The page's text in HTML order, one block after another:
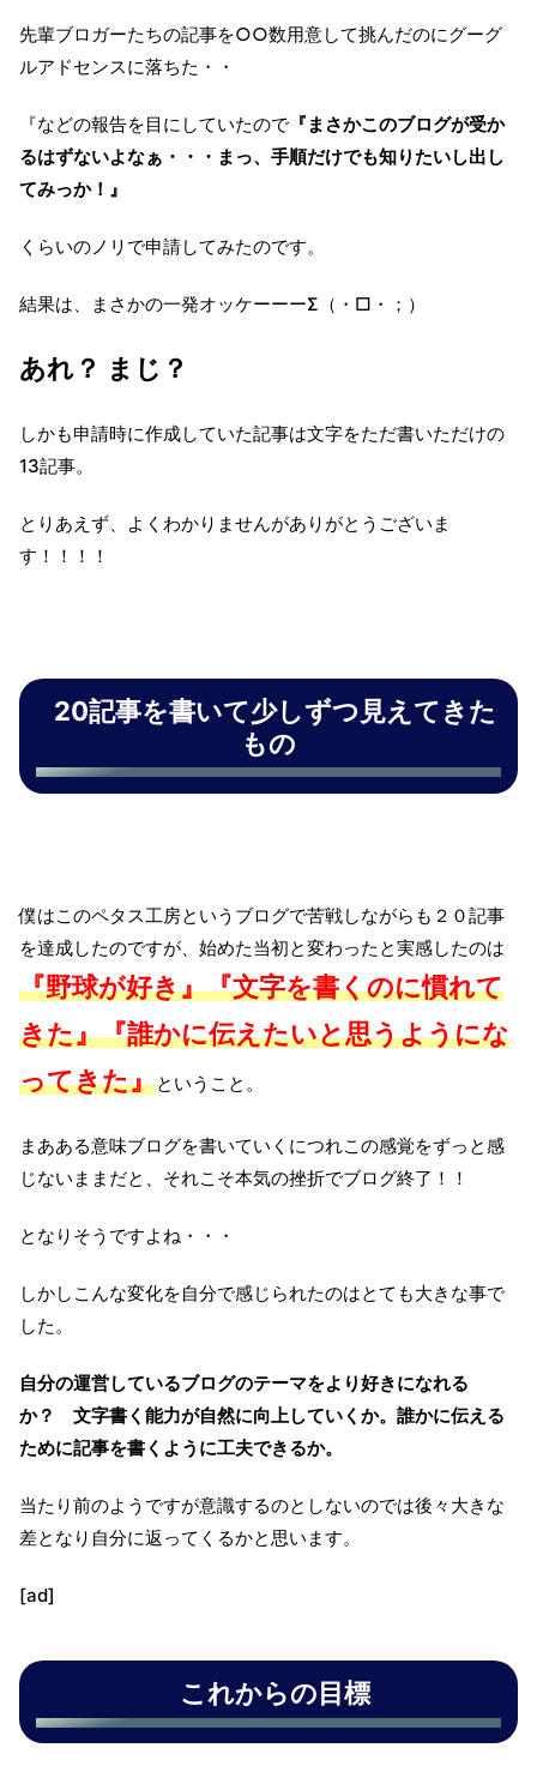
先輩ブロガーたちの記事を○○数用意して挑んだのにグーグ
ルアドセンスに落ちた・・
『などの報告を目にしていたので 『まさかこのブログが受か
るはずないよなぁ・・・まっ、手順だけでも知りたいし出し
てみっか！』
くらいのノリで申請してみたのです。
結果は、まさかの一発オッケーーーΣ（・□・；）
あれ？ まじ？
しかも申請時に作成していた記事は文字をただ書いただけの
13記事。
とりあえず、よくわかりませんがありがとうございま
す！！！！
20記事を書いて少しずつ見えてきた
もの
僕はこのペタス工房というブログで苦戦しながらも２０記事
を達成したのですが、始めた当初と変わったと実感したのは
『野球が好き』『文字を書くのに慣れて
きた』『誰かに伝えたいと思うようにな
ってきた』ということ。
まあある意味ブログを書いていくにつれこの感覚をずっと感
じないままだと、それこそ本気の挫折でブログ終了！！
となりそうですよね・・・
しかしこんな変化を自分で感じられたのはとても大きな事で
した。
自分の運営しているブログのテーマをより好きになれる
か？ 文字書く能力が自然に向上していくか。誰かに伝える
ために記事を書くように工夫できるか。
当たり前のようですが意識するのとしないのでは後々大きな
差となり自分に返ってくるかと思います。
[ad]
これからの目標